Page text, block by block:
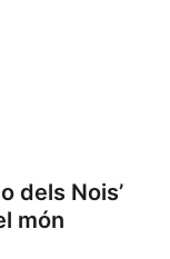
dels Nois’
món